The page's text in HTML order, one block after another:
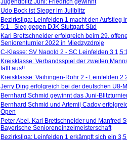
Jugendblitz Juni: Friedrich gewinnt
Udo Bock ist Sieger im Juliblitz
Bezirksliga: Leinfelden 1 macht den Aufstieg
5:1 - Sieg gegen DJK Stuttgart-Süd
Karl Brettschneider erfolgreich beim 29.
Seniorenturnier 2022 in Miedzyzdroje
C-Klasse: SV Nagold 2 - SC Leinfelden 3
Kreisklasse: Verbandsspiel der zweiten
fällt aus!!
Kreisklasse: Vaihingen-Rohr 2 - Leinfelden 2
Jerry Ding erfolgreich bei der deutschen U8-
Bernhard Schmid gewinnt das Juni-
Bernhard Schmid und Artemij Cadov
Open
Peter Abel, Karl Brettschneider und Manfred
Bayerische Senioreneinzelmeisterschaft
Bezirksliga: Leinfelden 1 erkämpft sich ein